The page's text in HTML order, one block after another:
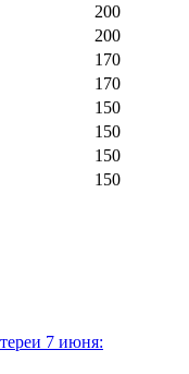
200
200
170
170
150
150
150
150
7 июня: